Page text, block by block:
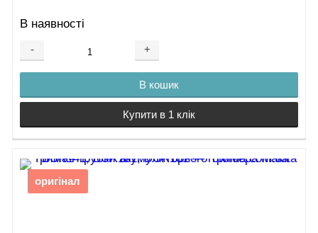
В наявності
- +
В кошик
Купити в 1 клік
оригінал